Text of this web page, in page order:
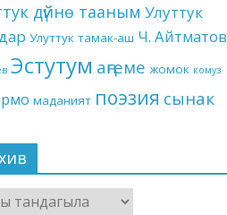
дүйнө тааным Улуттук
Улуттук тамак-аш Ч. Айтматов
Эстутум аңгеме жомок комуз
маданият поэзия сынак